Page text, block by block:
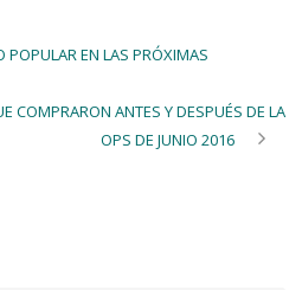
POPULAR EN LAS PRÓXIMAS
COMPRARON ANTES Y DESPUÉS DE LA
OPS DE JUNIO 2016